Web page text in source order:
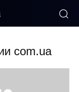
com.ua